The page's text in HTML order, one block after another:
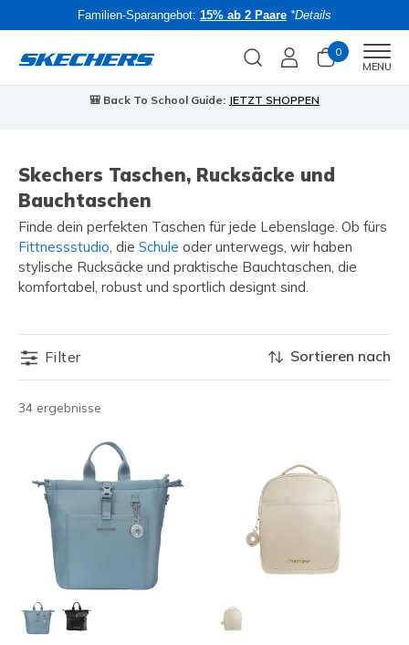
Familien-Sparangebot: 15% ab 2 Paare *Details
0
MENU
🎒 Back To School Guide: JETZT SHOPPEN
Skechers Taschen, Rucksäcke und
Bauchtaschen
Finde dein perfekten Taschen für jede Lebenslage. Ob fürs
Fittnessstudio, die Schule oder unterwegs, wir haben
stylische Rucksäcke und praktische Bauchtaschen, die
komfortabel, robust und sportlich designt sind.
Filter
34 ergebnisse
Sortieren nach